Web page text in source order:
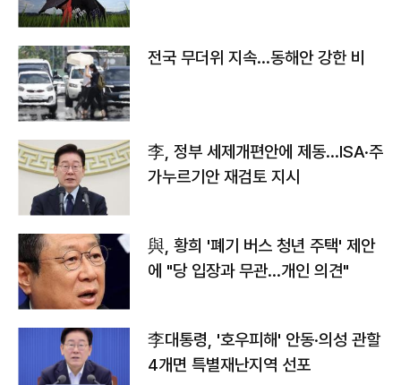
전국 무더위 지속…동해안 강한 비
李, 정부 세제개편안에 제동…ISA·주
가누르기안 재검토 지시
與, 황희 '폐기 버스 청년 주택' 제안
에 "당 입장과 무관…개인 의견"
李대통령, '호우피해' 안동·의성 관할
4개면 특별재난지역 선포